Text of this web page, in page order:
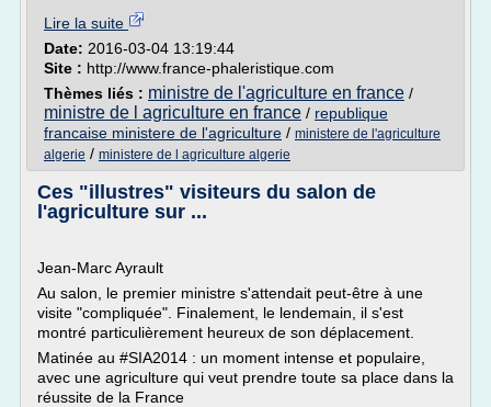
Lire la suite
Date: 2016-03-04 13:19:44
Site : http://www.france-phaleristique.com
Thèmes liés : ministre de l'agriculture en france /
ministre de l agriculture en france / republique
francaise ministere de l'agriculture / ministere de l'agriculture
algerie / ministere de l agriculture algerie
Ces "illustres" visiteurs du salon de
l'agriculture sur ...
Jean-Marc Ayrault
Au salon, le premier ministre s'attendait peut-être à une
visite "compliquée". Finalement, le lendemain, il s'est
montré particulièrement heureux de son déplacement.
Matinée au #SIA2014 : un moment intense et populaire,
avec une agriculture qui veut prendre toute sa place dans la
réussite de la France